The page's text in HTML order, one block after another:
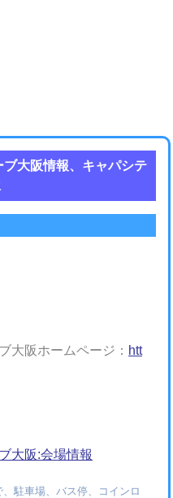
大阪情報、キャパシテ
大阪ホームページ： htt
大阪:会場情報
駐車場、バス停、コインロ